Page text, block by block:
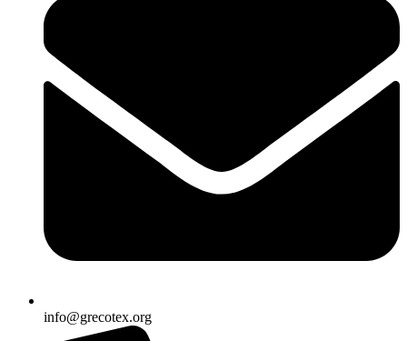
info@grecotex.org